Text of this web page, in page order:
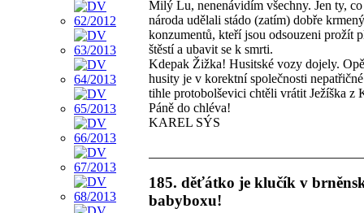
Milý Lu, nenenávidím všechny. Jen ty,
národa udělali stádo (zatím) dobře
konzumentů, kteří jsou odsouzeni prožít
štěstí a ubavit se k smrti.
Kdepak Žižka! Husitské vozy dojely.
husity je v korektní společnosti
tihle protobolševici chtěli vrátit Ježíška z
Páně do chléva!
KAREL SÝS
185. děťátko je klučík v
babyboxu!